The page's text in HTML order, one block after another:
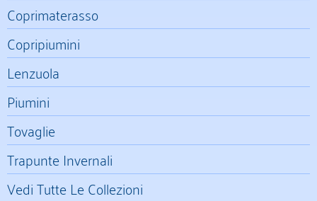
Coprimaterasso
Copripiumini
Lenzuola
Piumini
Tovaglie
Trapunte Invernali
Vedi Tutte Le Collezioni